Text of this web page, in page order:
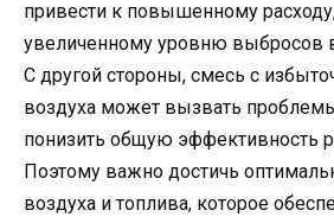
привести к повышенному
увеличенному уровню выбросов
С другой стороны, смесь с
воздуха может вызвать
понизить общую эффективность
Поэтому важно достичь
воздуха и топлива, которое